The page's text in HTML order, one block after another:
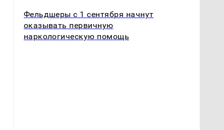
Фельдшеры с 1 сентября начнут
оказывать первичную
наркологическую помощь